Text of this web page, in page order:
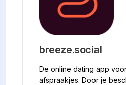
breeze.social
De online dating app
afspraakjes. Door je